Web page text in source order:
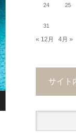
24 25
31
« 12月 4月 »
サイト